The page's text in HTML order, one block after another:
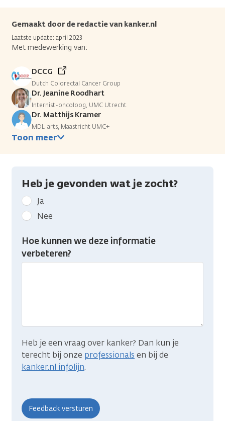
Gemaakt door de redactie van kanker.nl
Laatste update: april 2023
Met medewerking van:
DCCG
Dutch Colorectal Cancer Group
Dr. Jeanine Roodhart
Internist-oncoloog, UMC Utrecht
Dr. Matthijs Kramer
MDL-arts, Maastricht UMC+
Toon meer
Heb je gevonden wat je zocht?
Geef
kanker.nl
feedback:
Heb
gevonden
Ja
Nee
Hoe kunnen we deze informatie
verbeteren?
Heb je een vraag over kanker? Dan kun je
terecht bij onze professionals en bij de
kanker.nl infolijn.